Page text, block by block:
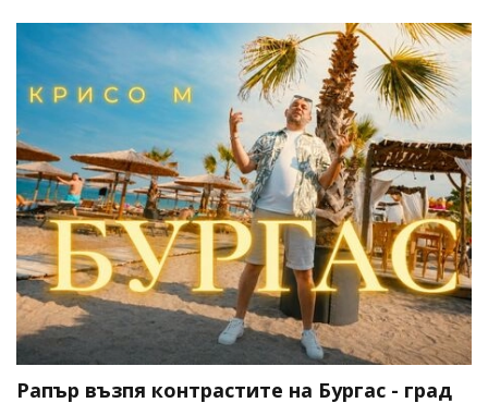
Рапър възпя контрастите на Бургас - град